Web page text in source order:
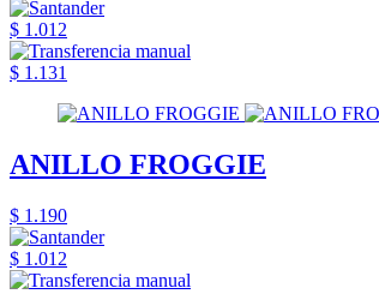
$ 1.012
$ 1.131
ANILLO FROGGIE
$ 1.190
$ 1.012